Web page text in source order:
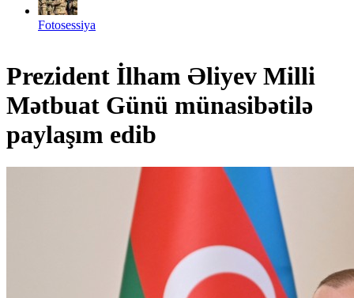
Fotosessiya
Prezident İlham Əliyev Milli
Mətbuat Günü münasibətilə
paylaşım edib